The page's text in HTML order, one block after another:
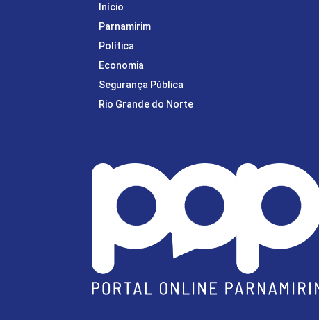
Início
Parnamirim
Política
Economia
Segurança Pública
Rio Grande do Norte